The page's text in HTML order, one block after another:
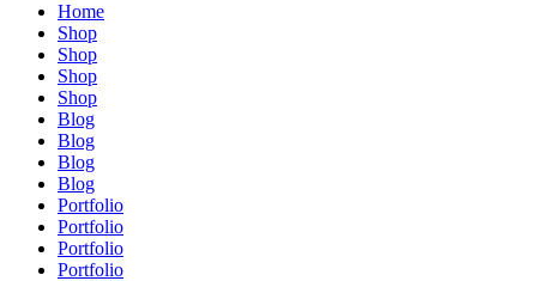
Home
Shop
Shop
Shop
Shop
Blog
Blog
Blog
Blog
Portfolio
Portfolio
Portfolio
Portfolio